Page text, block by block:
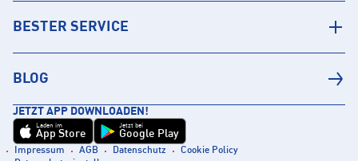
BESTER SERVICE
BLOG
JETZT APP DOWNLOADEN!
Laden im
App Store
Jetzt bei
Google Play
Impressum AGB Datenschutz
Cookie Policy